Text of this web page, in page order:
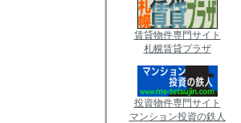
賃貸物件専門サイト
札幌賃貸プラザ
投資物件専門サイト
マンション投資の鉄人